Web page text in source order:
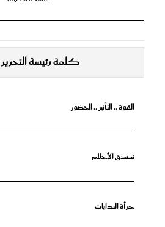
كلمة رئيسة التحرير
القوة .. التأثير .. الحضور
تصدق الأحلام
جرأة البدايات